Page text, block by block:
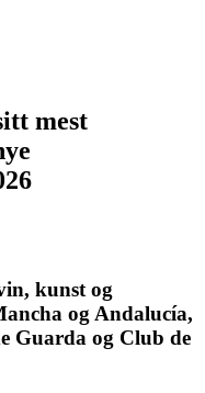
mest
kunst og
og Andalucía,
Guarda og Club de